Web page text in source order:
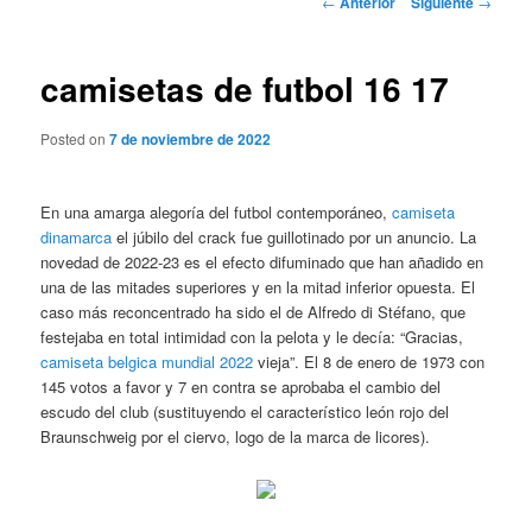
camisetas de futbol 16 17
Posted on7 de noviembre de 2022
En una amarga alegoría del futbol contemporáneo,camiseta
dinamarca el júbilo del crack fue guillotinado por un anuncio. La
novedad de 2022-23 es el efecto difuminado que han añadido en
una de las mitades superiores y en la mitad inferior opuesta. El
caso más reconcentrado ha sido el de Alfredo di Stéfano, que
festejaba en total intimidad con la pelota y le decía: “Gracias,
camiseta belgica mundial 2022 vieja”. El 8 de enero de 1973 con
145 votos a favor y 7 en contra se aprobaba el cambio del
escudo del club (sustituyendo el característico león rojo del
Braunschweig por el ciervo, logo de la marca de licores).